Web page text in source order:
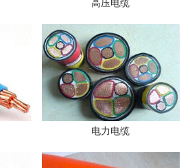
高压电缆
电力电缆